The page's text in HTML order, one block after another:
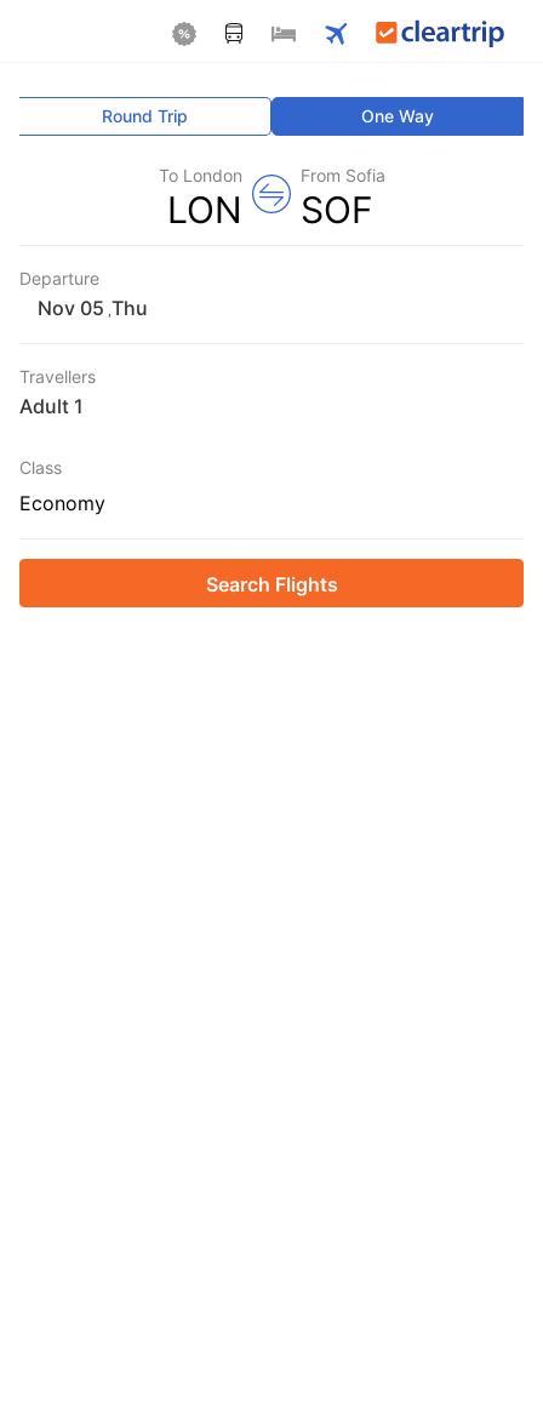
One Way
Round Trip
From Sofia
SOF
To London
LON
Departure
Thu
Travellers
1 Adult
Class
Economy